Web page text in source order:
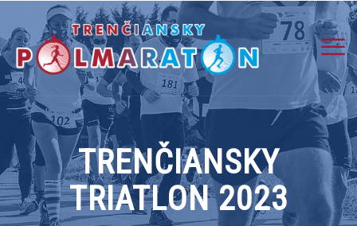
TRENČIANSKY
TRIATLON 2023